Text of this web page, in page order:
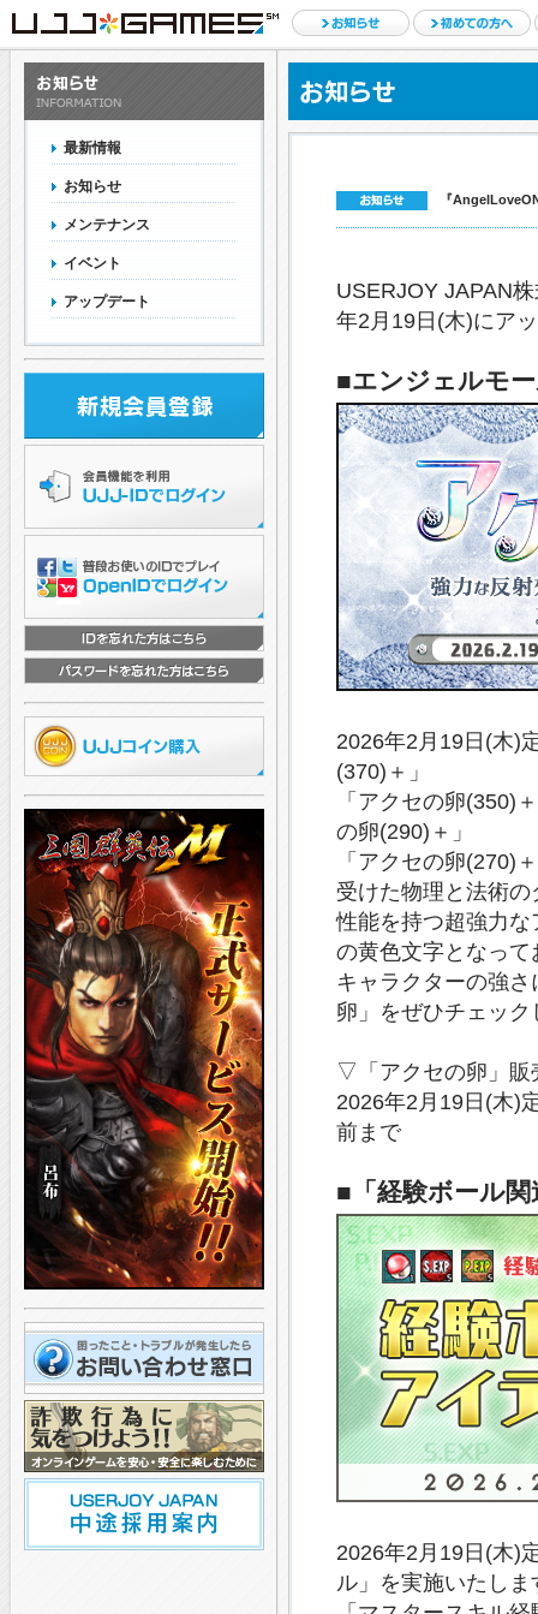
最新情報
お知らせ
メンテナンス
イベント
アップデート
『
USERJOY JAPAN
年2月19日(木)にア
■エンジェルモ
2026年2月19日(木)
(370)＋」
「アクセの卵(350)
の卵(290)＋」
「アクセの卵(270)
受けた物理と法術
性能を持つ超強力
の黄色文字となっ
キャラクターの強
卵」をぜひチェッ
▽「アクセの卵」販
2026年2月19日(木)
前まで
■「経験ボール
2026年2月19日(木)
ル」を実施いたしま